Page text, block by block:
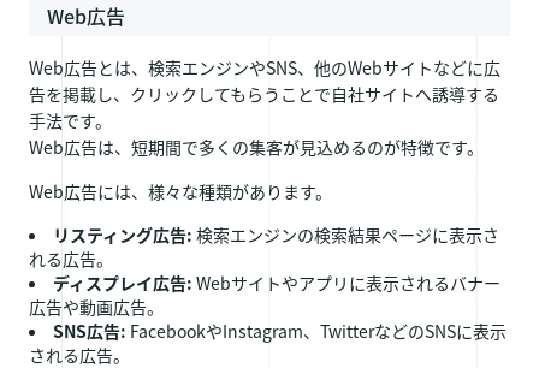
Web広告
Web広告とは、検索エンジンやSNS、他のWebサイトなどに広
告を掲載し、クリックしてもらうことで自社サイトへ誘導する
手法です。
Web広告は、短期間で多くの集客が見込めるのが特徴です。
Web広告には、様々な種類があります。
リスティング広告: 検索エンジンの検索結果ページに表示さ
れる広告。
ディスプレイ広告: Webサイトやアプリに表示されるバナー
広告や動画広告。
SNS広告: FacebookやInstagram、TwitterなどのSNSに表示
される広告。